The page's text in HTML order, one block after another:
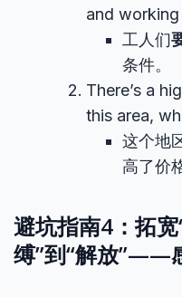
and
工人们
条件。
There’s a
this area,
这个地
高了价
避坑指南4：拓
缚”到“解放”——